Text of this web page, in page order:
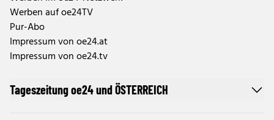
Werben auf oe24TV
Pur-Abo
Impressum von oe24.at
Impressum von oe24.tv
Tageszeitung oe24 und ÖSTERREICH